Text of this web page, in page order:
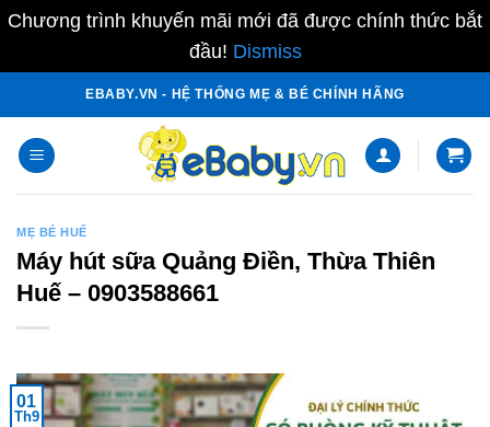
Chương trình khuyến mãi mới đã được chính thức bắt
đầu! Dismiss
content
EBABY.VN - HỆ THỐNG MẸ & BÉ CHÍNH HÃNG
MẸ BÉ HUẾ
Máy hút sữa Quảng Điền, Thừa Thiên
Huế – 0903588661
01
Th9